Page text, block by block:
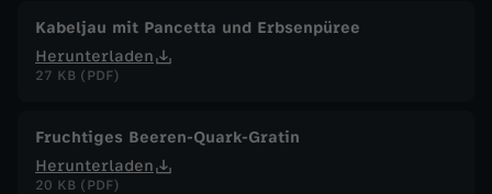
Kabeljau mit Pancetta und Erbsenpüree
Herunterladen
27 KB (PDF)
Fruchtiges Beeren-Quark-Gratin
Herunterladen
20 KB (PDF)